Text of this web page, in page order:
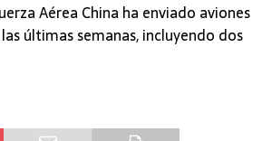
Aérea China ha enviado aviones
últimas semanas, incluyendo dos